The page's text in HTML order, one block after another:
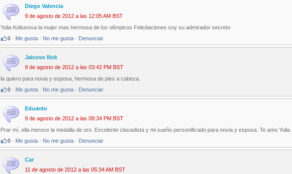
Diego Valencia
9 de agosto de 2012 a las 12:05 AM BST
Yulia Koltunova la mujer mas hermosa de los olímpicos Felicitaciones soy su admirador secreto
0 · Me gusta · No me gusta · Denunciar
Jaicovo Ilick
9 de agosto de 2012 a las 03:42 PM BST
la quiero para novia y esposa, hermosa de pies a cabeza.
0 · Me gusta · No me gusta · Denunciar
Eduardo
9 de agosto de 2012 a las 08:34 PM BST
Prar mí, ella merece la medalla de oro. Excelente clavadista y mi sueño personificado para novia y esposa. Te amo Yulia
0 · Me gusta · No me gusta · Denunciar
Car
11 de agosto de 2012 a las 05:34 AM BST